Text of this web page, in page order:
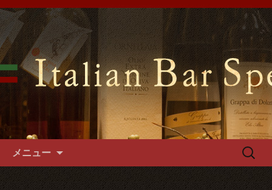
難波千日前のイタリアンバール
スペッロで貸切パーティーを
難波千日前の「イタリアンバールスペ
ッロ」はイタリアの郷土料理や手づく
るパスタやフォカッチャをご用意。1
階～3階席とございますので貸切パー
ティーでご利用可能です。
メニュー
検